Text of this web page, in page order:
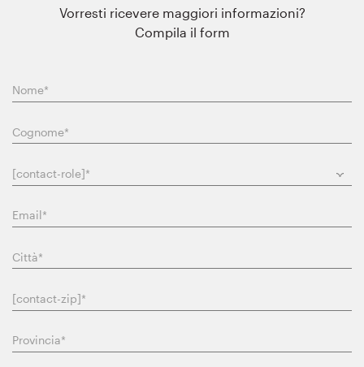
Vorresti ricevere maggiori informazioni?
Compila il form